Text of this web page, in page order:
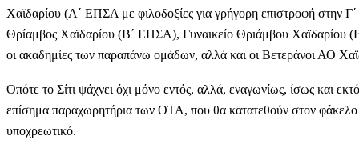
Χαϊδαρίου (Α΄ ΕΠΣΑ με φιλοδοξίες για γρήγορη επιστροφή στην
Θρίαμβος Χαϊδαρίου (Β΄ ΕΠΣΑ), Γυναικείο Θριάμβου
οι ακαδημίες των παραπάνω ομάδων, αλλά και οι Βετεράνοι ΑΟ
Οπότε το Σίτι ψάχνει όχι μόνο εντός, αλλά, εναγωνίως, ίσως και
επίσημα παραχωρητήρια των ΟΤΑ, που θα κατατεθούν στον φάκελο
υποχρεωτικό.